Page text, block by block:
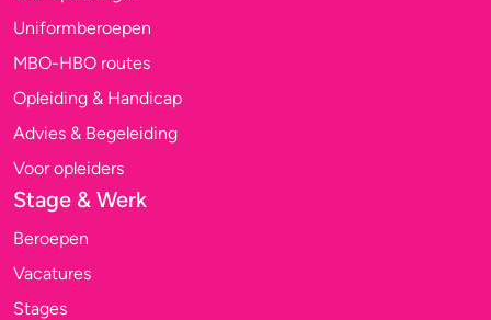
Uniformberoepen
MBO-HBO routes
Opleiding & Handicap
Advies & Begeleiding
Voor opleiders
Stage & Werk
Beroepen
Vacatures
Stages